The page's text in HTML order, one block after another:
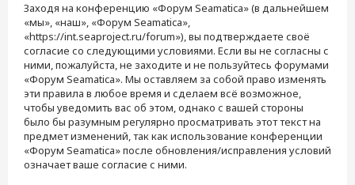
Заходя на конференцию «Форум Seamatica» (в дальнейшем
«мы», «наш», «Форум Seamatica»,
«https://int.seaproject.ru/forum»), вы подтверждаете своё
согласие со следующими условиями. Если вы не согласны с
ними, пожалуйста, не заходите и не пользуйтесь форумами
«Форум Seamatica». Мы оставляем за собой право изменять
эти правила в любое время и сделаем всё возможное,
чтобы уведомить вас об этом, однако с вашей стороны
было бы разумным регулярно просматривать этот текст на
предмет изменений, так как использование конференции
«Форум Seamatica» после обновления/исправления условий
означает ваше согласие с ними.